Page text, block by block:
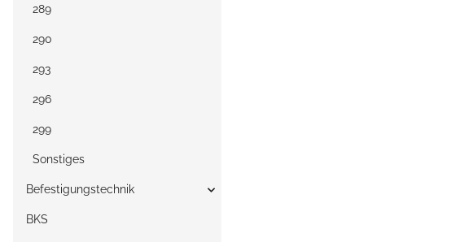
289
290
293
296
299
Sonstiges
Befestigungstechnik
BKS